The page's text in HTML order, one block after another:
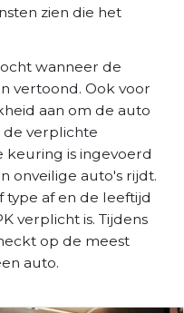
zien die het
wanneer de
vertoond. Ook voor
aan om de auto
de verplichte
keuring is ingevoerd
onveilige auto's rijdt.
type af en de leeftijd
verplicht is. Tijdens
op de meest
auto.